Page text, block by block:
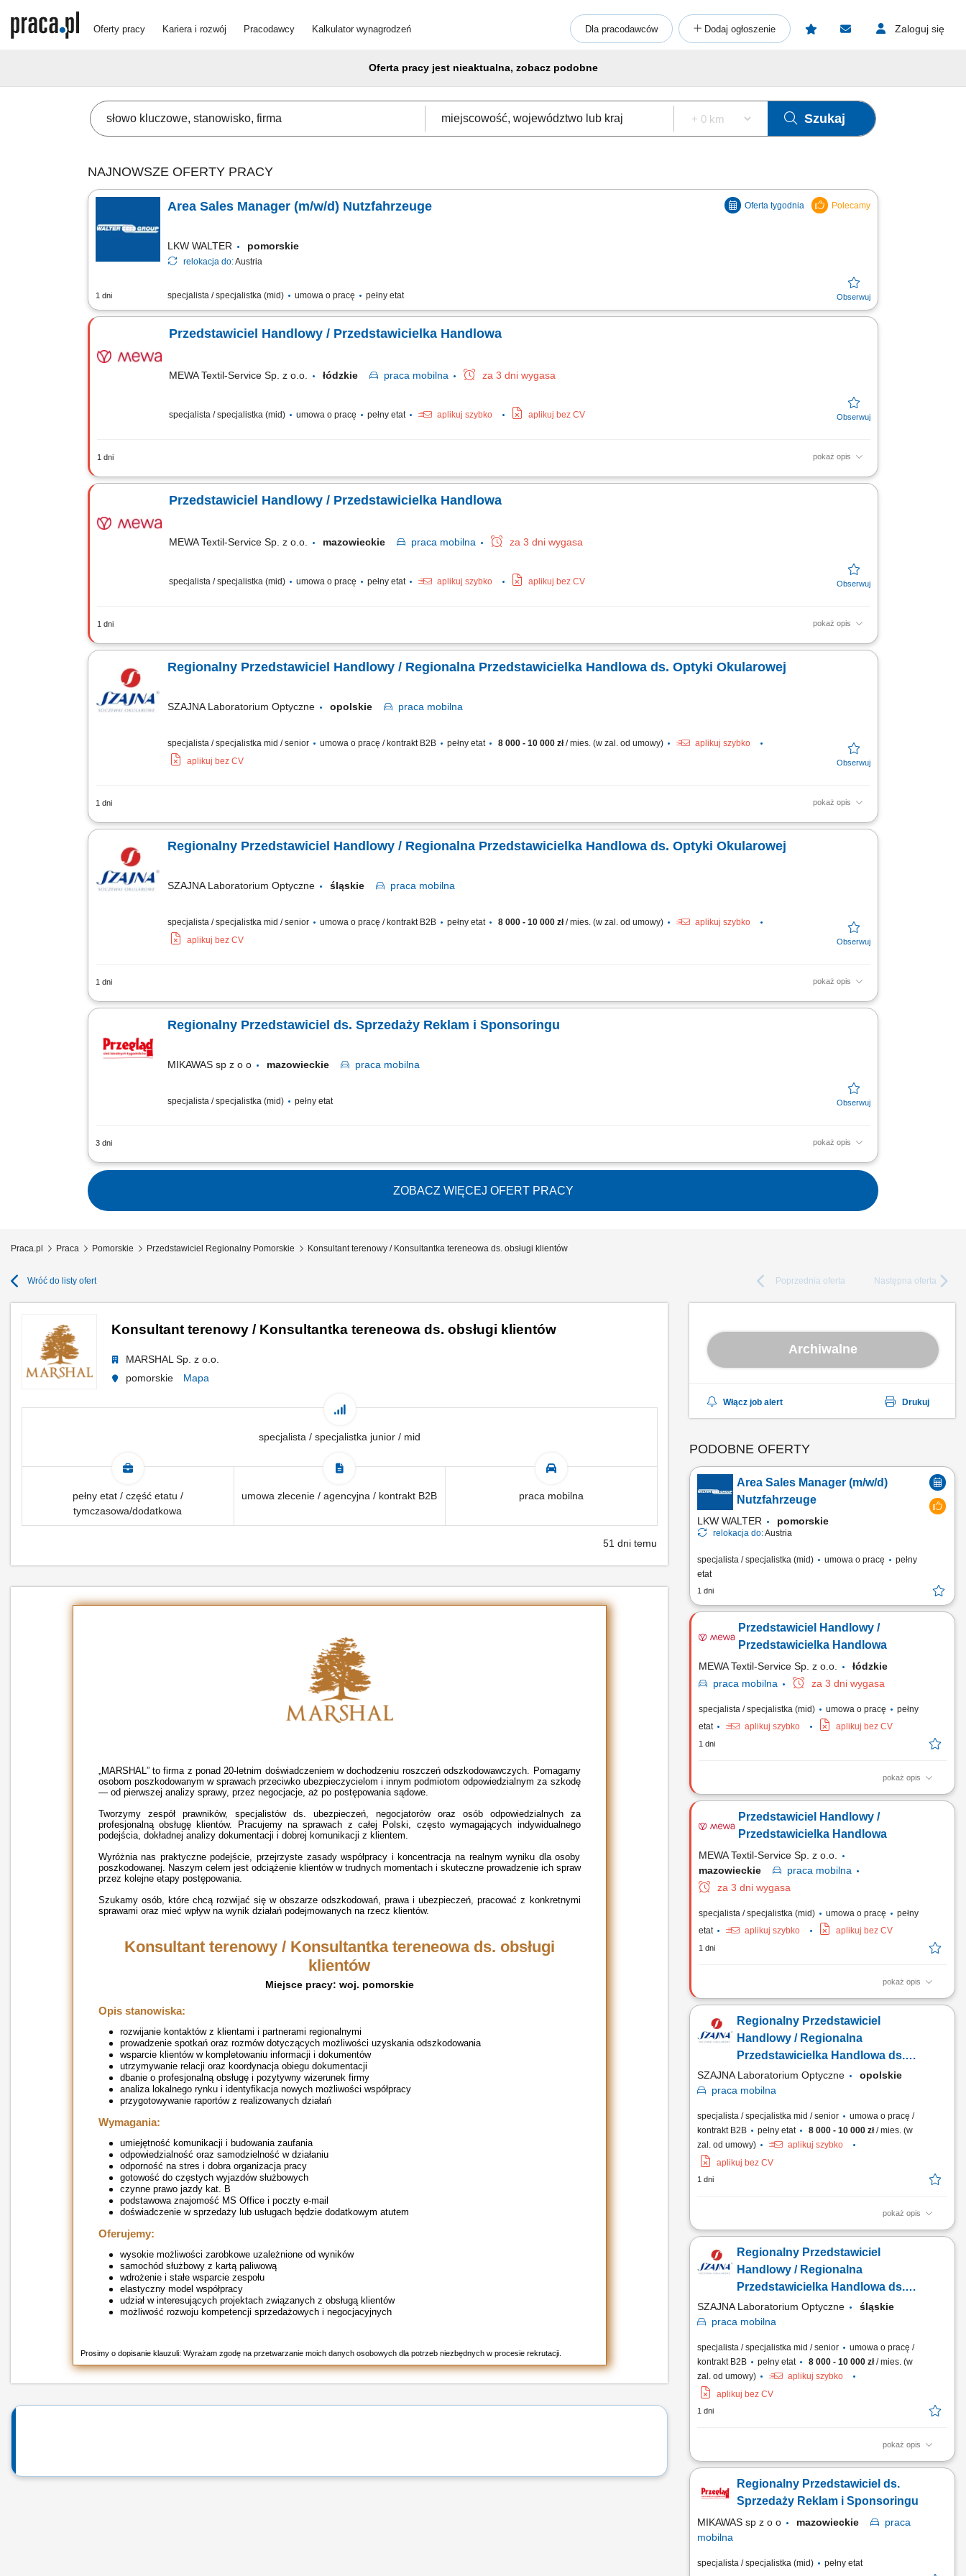
Oferty pracy Kariera i rozwój Pracodawcy Kalkulator wynagrodzeń Dla pracodawców Dodaj ogłoszenie Zaloguj się
Oferta pracy jest nieaktualna, zobacz podobne
Szukaj
NAJNOWSZE OFERTY PRACY
Area Sales Manager (m/w/d) Nutzfahrzeuge
LKW WALTER pomorskie
relokacja do:Austria
specjalista / specjalistka (mid) umowa o pracę pełny etat
1 dni
Przedstawiciel Handlowy / Przedstawicielka Handlowa
MEWA Textil-Service Sp. z o.o. łódzkie praca mobilna za 3 dni wygasa
specjalista / specjalistka (mid) umowa o pracę pełny etat aplikuj szybko aplikuj bez CV
1 dni pokaż opis
Zadania: Aktywne budowanie bazy klientów biznesowych w podległym regionie. Realizacja wyznaczonych celów sprzedażowych i rozwój portfela zleceń. Samodzielne
Przedstawiciel Handlowy / Przedstawicielka Handlowa
MEWA Textil-Service Sp. z o.o. mazowieckie praca mobilna za 3 dni wygasa
specjalista / specjalistka (mid) umowa o pracę pełny etat aplikuj szybko aplikuj bez CV
1 dni pokaż opis
Zadania: Aktywne budowanie bazy klientów biznesowych w podległym regionie. Realizacja wyznaczonych celów sprzedażowych i rozwój portfela zleceń. Samodzielne
Regionalny Przedstawiciel Handlowy / Regionalna Przedstawicielka Handlowa ds. Optyki Okularowej
SZAJNA Laboratorium Optyczne opolskie praca mobilna
specjalista / specjalistka mid / senior umowa o pracę / kontrakt B2B pełny etat 8 000 - 10 000 zł/ mies. (w zal. od umowy)
aplikuj szybko
aplikuj bez CV
1 dni pokaż opis
Opis stanowiska Utrzymywanie stałego kontaktu z dotychczasowymi kontrahentami biznesowymi (salony partnerskie) i rozbudowa bazy klientów w regionie.
Regionalny Przedstawiciel Handlowy / Regionalna Przedstawicielka Handlowa ds. Optyki Okularowej
SZAJNA Laboratorium Optyczne śląskie praca mobilna
specjalista / specjalistka mid / senior umowa o pracę / kontrakt B2B pełny etat 8 000 - 10 000 zł/ mies. (w zal. od umowy)
aplikuj szybko
aplikuj bez CV
1 dni pokaż opis
Opis stanowiska Utrzymywanie stałego kontaktu z dotychczasowymi kontrahentami biznesowymi (salony partnerskie) i rozbudowa bazy klientów w regionie.
Regionalny Przedstawiciel ds. Sprzedaży Reklam i Sponsoringu
MIKAWAS sp z o o mazowieckie praca mobilna
specjalista / specjalistka (mid) pełny etat
3 dni pokaż opis
Twoje zadania aktywne pozyskiwanie nowych klientów biznesowych na powierzonym terenie, sprzedaż reklam i kampanii w portalach internetowych oraz mediach
ZOBACZ WIĘCEJ OFERT PRACY
Praca.pl Praca Pomorskie Przedstawiciel Regionalny Pomorskie Konsultant terenowy / Konsultantka tereneowa ds. obsługi klientów
Wróć do listy ofert Poprzednia oferta Następna oferta
Konsultant terenowy / Konsultantka tereneowa ds. obsługi klientów
MARSHAL Sp. z o.o.
pomorskie
Mapa
specjalista / specjalistka junior / mid
pełny etat / część etatu /
tymczasowa/dodatkowa
umowa zlecenie / agencyjna / kontrakt B2B praca mobilna
51 dni temu
„MARSHAL” to firma z ponad 20-letnim doświadczeniem w dochodzeniu roszczeń odszkodowawczych. Pomagamy
osobom poszkodowanym w sprawach przeciwko ubezpieczycielom i innym podmiotom odpowiedzialnym za szkodę
— od pierwszej analizy sprawy, przez negocjacje, aż po postępowania sądowe.
Tworzymy zespół prawników, specjalistów ds. ubezpieczeń, negocjatorów oraz osób odpowiedzialnych za
profesjonalną obsługę klientów. Pracujemy na sprawach z całej Polski, często wymagających indywidualnego
podejścia, dokładnej analizy dokumentacji i dobrej komunikacji z klientem.
Wyróżnia nas praktyczne podejście, przejrzyste zasady współpracy i koncentracja na realnym wyniku dla osoby
poszkodowanej. Naszym celem jest odciążenie klientów w trudnych momentach i skuteczne prowadzenie ich spraw
przez kolejne etapy postępowania.
Szukamy osób, które chcą rozwijać się w obszarze odszkodowań, prawa i ubezpieczeń, pracować z konkretnymi
sprawami oraz mieć wpływ na wynik działań podejmowanych na rzecz klientów.
Konsultant terenowy / Konsultantka tereneowa ds. obsługi
klientów
Miejsce pracy: woj. pomorskie
Opis stanowiska:
rozwijanie kontaktów z klientami i partnerami regionalnymi
prowadzenie spotkań oraz rozmów dotyczących możliwości uzyskania odszkodowania
wsparcie klientów w kompletowaniu informacji i dokumentów
utrzymywanie relacji oraz koordynacja obiegu dokumentacji
dbanie o profesjonalną obsługę i pozytywny wizerunek firmy
analiza lokalnego rynku i identyfikacja nowych możliwości współpracy
przygotowywanie raportów z realizowanych działań
Wymagania:
umiejętność komunikacji i budowania zaufania
odpowiedzialność oraz samodzielność w działaniu
odporność na stres i dobra organizacja pracy
gotowość do częstych wyjazdów służbowych
czynne prawo jazdy kat. B
podstawowa znajomość MS Office i poczty e-mail
doświadczenie w sprzedaży lub usługach będzie dodatkowym atutem
Oferujemy:
wysokie możliwości zarobkowe uzależnione od wyników
samochód służbowy z kartą paliwową
wdrożenie i stałe wsparcie zespołu
elastyczny model współpracy
udział w interesujących projektach związanych z obsługą klientów
możliwość rozwoju kompetencji sprzedażowych i negocjacyjnych
Prosimy o dopisanie klauzuli: Wyrażam zgodę na przetwarzanie moich danych osobowych dla potrzeb niezbędnych w procesie rekrutacji.
Archiwalne
Włącz job alert Drukuj
PODOBNE OFERTY
Area Sales Manager (m/w/d)
Nutzfahrzeuge
LKW WALTER pomorskie
relokacja do:Austria
specjalista / specjalistka (mid) umowa o pracę
pełny
etat
1 dni
Przedstawiciel Handlowy /
Przedstawicielka Handlowa
MEWA Textil-Service Sp. z o.o.
łódzkie
praca mobilna za 3 dni wygasa
specjalista / specjalistka (mid) umowa o pracę
pełny
etat
aplikuj szybko aplikuj bez CV
1 dni
pokaż opis
Zadania: Aktywne budowanie bazy klientów biznesowych w
sprzedażowych i rozwój portfela zleceń. Samodzielne
planowanie działań i strategiczne zarządzanie sprzedażą na
Przedstawiciel Handlowy /
Przedstawicielka Handlowa
MEWA Textil-Service Sp. z o.o.
mazowieckie
praca mobilna
za 3 dni wygasa
specjalista / specjalistka (mid) umowa o pracę
pełny
etat
aplikuj szybko aplikuj bez CV
1 dni
pokaż opis
Zadania: Aktywne budowanie bazy klientów biznesowych w
sprzedażowych i rozwój portfela zleceń. Samodzielne
planowanie działań i strategiczne zarządzanie sprzedażą na
powierzonym terenie.
Regionalny Przedstawiciel
Handlowy / Regionalna
Przedstawicielka Handlowa ds.
Optyki Okularowej
SZAJNA Laboratorium Optyczne
opolskie
praca mobilna
specjalista / specjalistka mid / senior
umowa o pracę /
kontrakt B2B
pełny etat 8 000 - 10 000 zł/ mies. (w
zal. od umowy)
aplikuj szybko
aplikuj bez CV
1 dni
pokaż opis
Opis stanowiska Utrzymywanie stałego kontaktu z
partnerskie) i rozbudowa bazy klientów w regionie.
Wykonywanie zadań sprzedażowych zgodnie z przyjętą
polityką finansową przedsiębiorstwa. Analiza potencjału
regionu i dopasowywanie działań...
Regionalny Przedstawiciel
Handlowy / Regionalna
Przedstawicielka Handlowa ds.
Optyki Okularowej
SZAJNA Laboratorium Optyczne
śląskie
praca mobilna
specjalista / specjalistka mid / senior
umowa o pracę /
kontrakt B2B
pełny etat 8 000 - 10 000 zł/ mies. (w
zal. od umowy)
aplikuj szybko
aplikuj bez CV
1 dni
pokaż opis
Opis stanowiska Utrzymywanie stałego kontaktu z
partnerskie) i rozbudowa bazy klientów w regionie.
Wykonywanie zadań sprzedażowych zgodnie z przyjętą
regionu i dopasowywanie działań...
Regionalny Przedstawiciel ds.
Sprzedaży Reklam i Sponsoringu
MIKAWAS sp z o o mazowieckie
praca
mobilna
specjalista / specjalistka (mid) pełny etat